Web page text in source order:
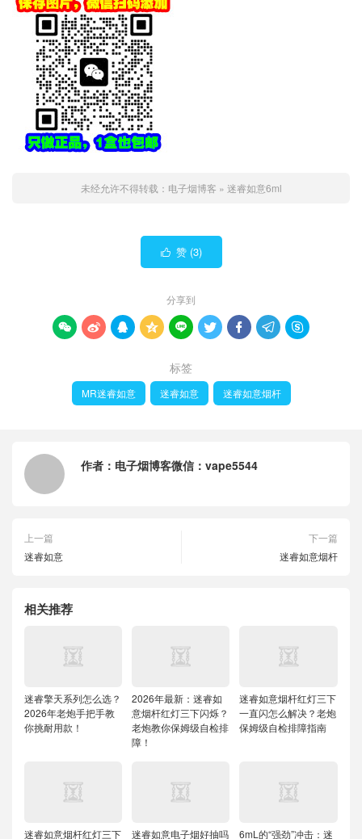
未经允许不得转载： 电子烟博客 » 迷睿如意6ml
 赞 (3)
分享到
        
标签
MR迷睿如意 迷睿如意 迷睿如意烟杆
作者： 电子烟博客微信：vape5544
上一篇
迷睿如意
下一篇
迷睿如意烟杆
相关推荐
迷睿擎天系列怎么选？
2026年老炮手把手教
你挑耐用款！
2026年最新：迷睿如
意烟杆红灯三下闪烁？
老炮教你保姆级自检排
障！
迷睿如意烟杆红灯三下
一直闪怎么解决？老炮
保姆级自检排障指南
迷睿如意烟杆红灯三下 迷睿如意电子烟好抽吗 6mL的“强劲”冲击：迷